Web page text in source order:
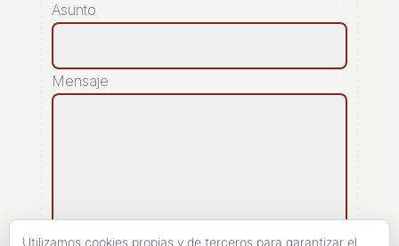
Asunto
Mensaje
Utilizamos cookies propias y de terceros para garantizar el